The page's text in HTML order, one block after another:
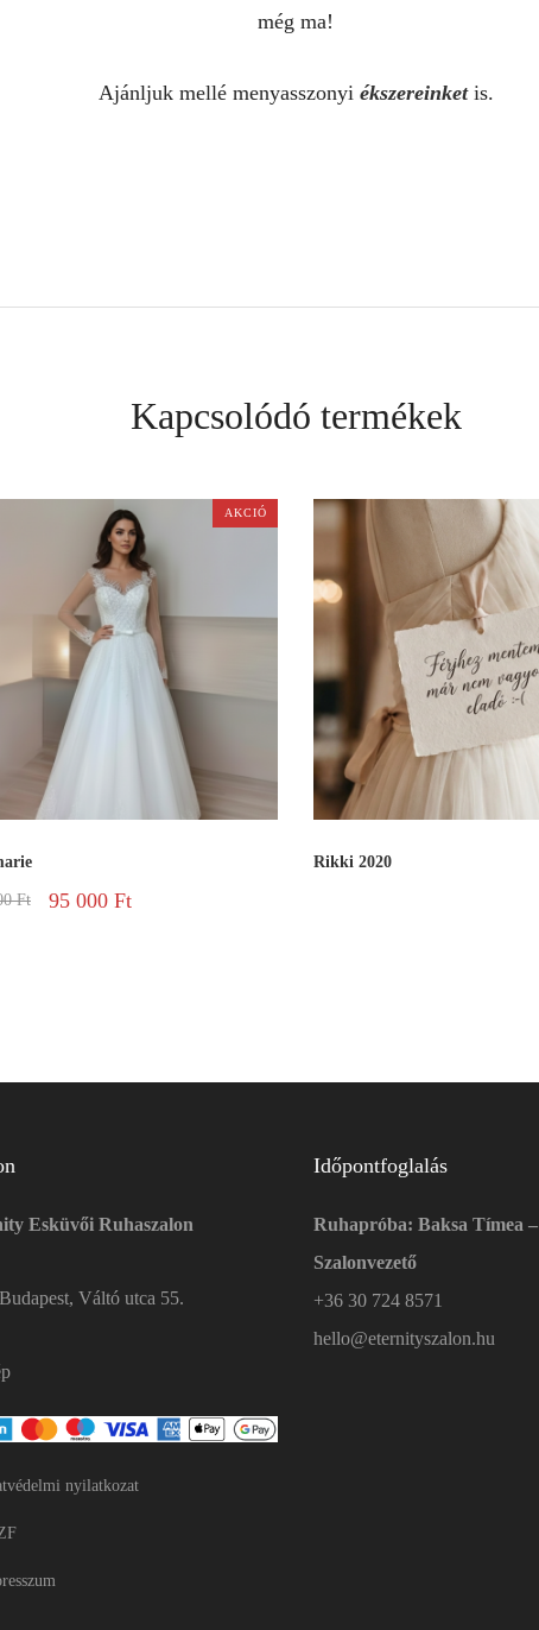
még ma!
Ajánljuk mellé menyasszonyi ékszereinket is.
Kapcsolódó termékek
AKCIÓ
Ft 95 000 Ft
Rikki 2020
Esküvői Ruhaszalon
Váltó utca 55.
nyilatkozat
Időpontfoglalás
Ruhapróba: Baksa Tímea –
Szalonvezető
+36 30 724 8571
hello@eternityszalon.hu